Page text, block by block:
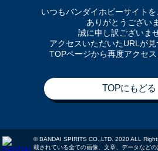
いつもバンダイホビーサイトを
ありがとうござい
誠に申し訳ございま
アクセスいただいたURLが見
TOPページから再度アクセス
TOPにもどる
© BANDAI SPIRITS CO.,LTD. 2020 ALL
載されている全ての画像、文章、データなどの